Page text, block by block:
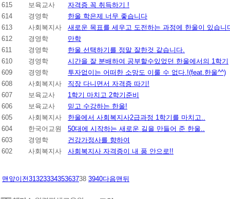
615
보육교사
자격증 꼭 취득하기 !
614
경영학
한울 학은제 너무 좋습니다
613
사회복지사
새로운 목표를 세우고 도전하는 과정에 한울이 있습니
612
경영학
만학
611
경영학
한울 선택하기를 정말 잘한것 같습니다.
610
경영학
시간을 잘 분배하여 공부할수있었던 한울에서의 1학기
609
경영학
투자없이는 어떠한 소망도 이룰 수 없다.!(feat.한울^^)
608
사회복지사
직장 다니면서 자격증 따기!
607
보육교사
1학기 마치고 2학기준비
606
보육교사
믿고 수강하는 한울!
605
사회복지사
한울에서 사회복지사2급과정 1학기를 마치고..
604
한국어교원
50대에 시작하는 새로운 길을 만들어 준 한울..
603
경영학
건강가정사를 향하여
602
사회복지사 사회복지사 자격증이 내 품 안으로!!
맨앞이전3132333435363738 3940다음맨뒤